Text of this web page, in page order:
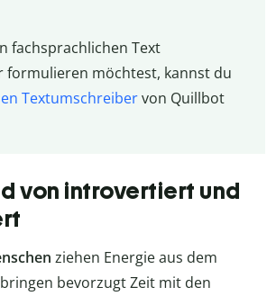
fachsprachlichen Text
formulieren möchtest, kannst du
Textumschreibervon Quillbot
von introvertiert und
ziehen Energie aus dem
bevorzugt Zeit mit den